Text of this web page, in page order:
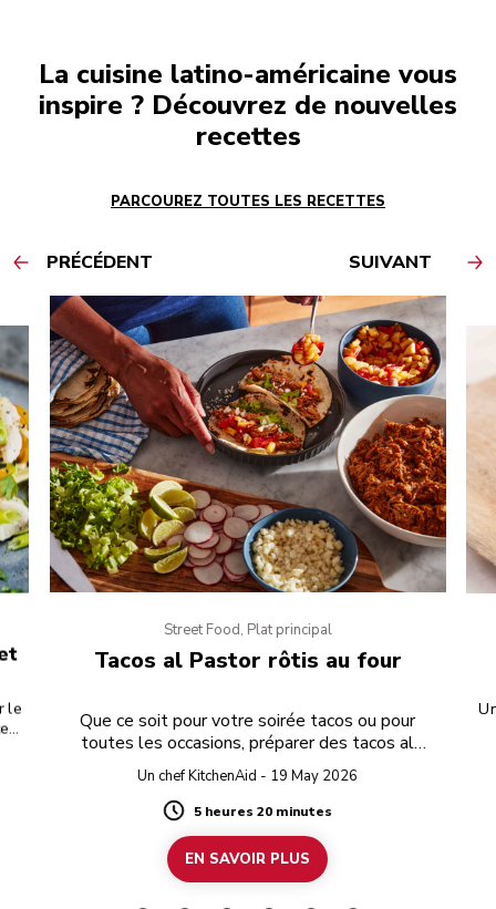
La cuisine latino-américaine vous
inspire ? Découvrez de nouvelles
recettes
PARCOUREZ TOUTES LES RECETTES
PRÉCÉDENT SUIVANT
le
Street Food, Plat principal
Tacos al Pastor rôtis au four
Que ce soit pour votre soirée tacos ou pour
toutes les occasions, préparer des tacos al
Pastor est toujours une excellente idée.
Un chef KitchenAid - 19 May 2026
Duration
5 heures 20 minutes
EN SAVOIR PLUS